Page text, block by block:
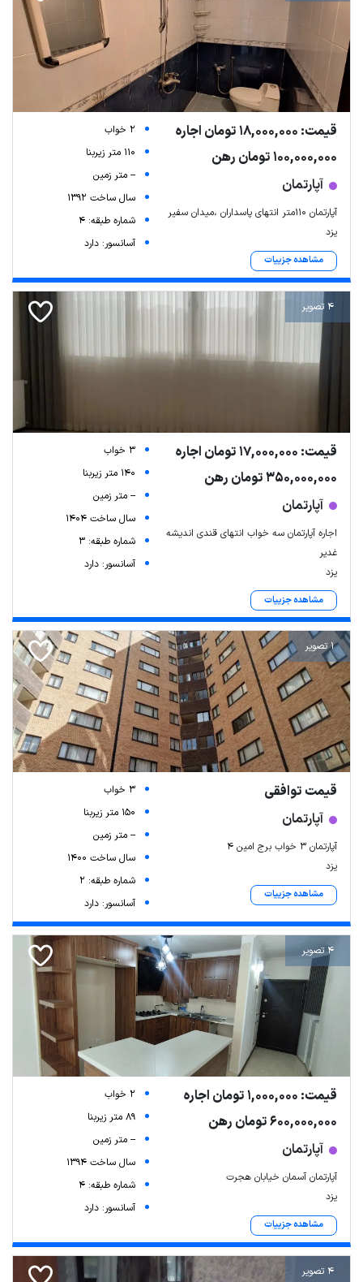
قیمت: 18,000,000 تومان اجاره
100,000,000 تومان رهن
آپارتمان
آپارتمان ۱۱۰متر انتهای پاسداران ،میدان سفیر
یزد
مشاهده جزییات
2 خواب
110 متر زیربنا
-- متر زمین
سال ساخت 1392
شماره طبقه: 4
آسانسور: دارد
4 تصویر
قیمت: 17,000,000 تومان اجاره
350,000,000 تومان رهن
آپارتمان
اجاره آپارتمان سه خواب انتهای قندی اندیشه
غدیر
یزد
مشاهده جزییات
3 خواب
140 متر زیربنا
-- متر زمین
سال ساخت 1404
شماره طبقه: 3
آسانسور: دارد
1 تصویر
قیمت توافقی
آپارتمان
آپارتمان ۳ خواب برج امین ۴
یزد
مشاهده جزییات
3 خواب
150 متر زیربنا
-- متر زمین
سال ساخت 1400
شماره طبقه: 2
آسانسور: دارد
4 تصویر
قیمت: 1,000,000 تومان اجاره
600,000,000 تومان رهن
آپارتمان
آپارتمان آسمان خیابان هجرت
یزد
مشاهده جزییات
2 خواب
89 متر زیربنا
-- متر زمین
سال ساخت 1394
شماره طبقه: 4
آسانسور: دارد
4 تصویر